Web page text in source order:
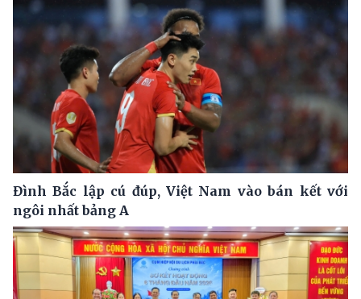
Đình Bắc lập cú đúp, Việt Nam vào bán kết với
ngôi nhất bảng A